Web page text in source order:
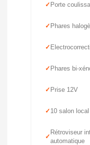
Porte
Phares
Phares bi-
Prise 12V
10 salon local
Rétroviseur
automatique